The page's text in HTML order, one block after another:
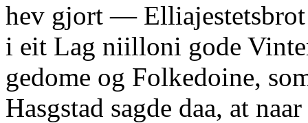
hev gjort —
i eit Lag niilloni gode
gedome og Folkedoine,
Hasgstad sagde daa, at